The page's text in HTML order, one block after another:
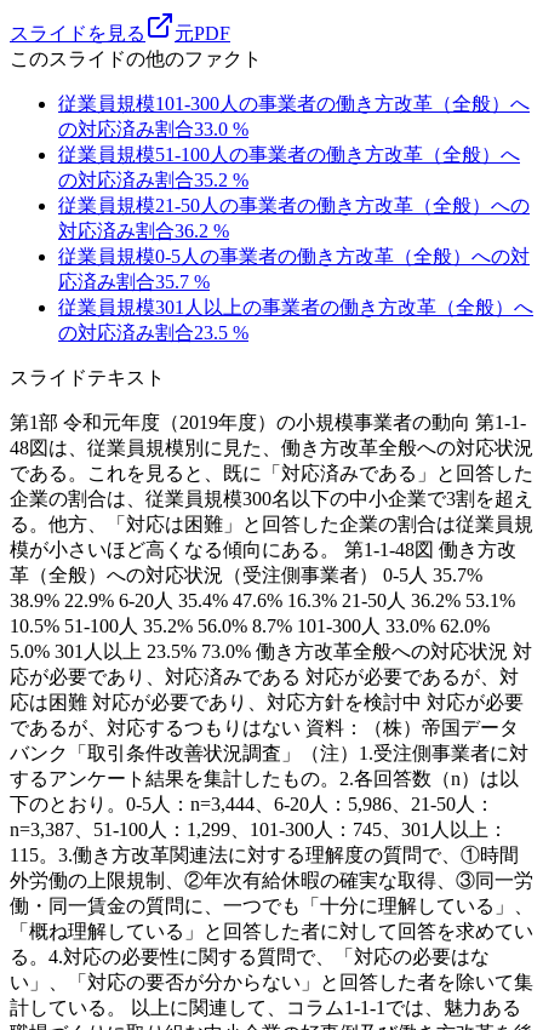
スライドを見る
元PDF
このスライドの他のファクト
従業員規模101-300人の事業者の働き方改革（全般）へ
の対応済み割合33.0 %
従業員規模51-100人の事業者の働き方改革（全般）へ
の対応済み割合35.2 %
従業員規模21-50人の事業者の働き方改革（全般）への
対応済み割合36.2 %
従業員規模0-5人の事業者の働き方改革（全般）への対
応済み割合35.7 %
従業員規模301人以上の事業者の働き方改革（全般）へ
の対応済み割合23.5 %
スライドテキスト
第1部 令和元年度（2019年度）の小規模事業者の動向 第1-1-
48図は、従業員規模別に見た、働き方改革全般への対応状況
である。これを見ると、既に「対応済みである」と回答した
企業の割合は、従業員規模300名以下の中小企業で3割を超え
る。他方、「対応は困難」と回答した企業の割合は従業員規
模が小さいほど高くなる傾向にある。 第1-1-48図 働き方改
革（全般）への対応状況（受注側事業者） 0-5人 35.7%
38.9% 22.9% 6-20人 35.4% 47.6% 16.3% 21-50人 36.2% 53.1%
10.5% 51-100人 35.2% 56.0% 8.7% 101-300人 33.0% 62.0%
5.0% 301人以上 23.5% 73.0% 働き方改革全般への対応状況 対
応が必要であり、対応済みである 対応が必要であるが、対
応は困難 対応が必要であり、対応方針を検討中 対応が必要
であるが、対応するつもりはない 資料：（株）帝国データ
バンク「取引条件改善状況調査」（注）1.受注側事業者に対
するアンケート結果を集計したもの。2.各回答数（n）は以
下のとおり。0-5人：n=3,444、6-20人：5,986、21-50人：
n=3,387、51-100人：1,299、101-300人：745、301人以上：
115。3.働き方改革関連法に対する理解度の質問で、①時間
外労働の上限規制、②年次有給休暇の確実な取得、③同一労
働・同一賃金の質問に、一つでも「十分に理解している」、
「概ね理解している」と回答した者に対して回答を求めてい
る。4.対応の必要性に関する質問で、「対応の必要はな
い」、「対応の要否が分からない」と回答した者を除いて集
計している。 以上に関連して、コラム1-1-1では、魅力ある